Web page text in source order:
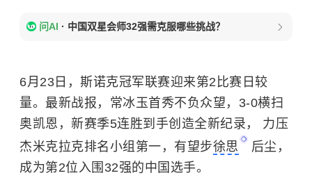
问AI · 中国双星会师32强需克服哪些挑战？
6月23日，斯诺克冠军联赛迎来第2比赛日较
量。最新战报，常冰玉首秀不负众望，3-0横扫
奥凯恩，新赛季5连胜到手创造全新纪录， 力压
杰米克拉克排名小组第一，有望步徐思
后尘，
成为第2位入围32强的中国选手。